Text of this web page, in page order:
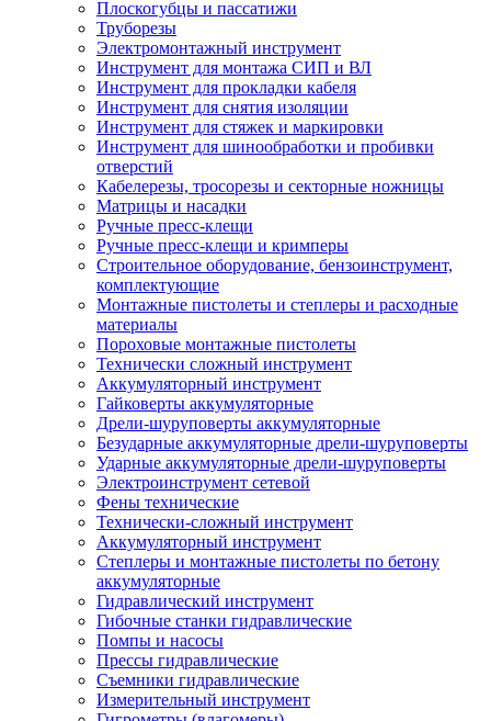
Плоскогубцы и пассатижи
Труборезы
Электромонтажный инструмент
Инструмент для монтажа СИП и ВЛ
Инструмент для прокладки кабеля
Инструмент для снятия изоляции
Инструмент для стяжек и маркировки
Инструмент для шинообработки и пробивки
отверстий
Кабелерезы, тросорезы и секторные ножницы
Матрицы и насадки
Ручные пресс-клещи
Ручные пресс-клещи и кримперы
Строительное оборудование, бензоинструмент,
комплектующие
Монтажные пистолеты и степлеры и расходные
материалы
Пороховые монтажные пистолеты
Технически сложный инструмент
Аккумуляторный инструмент
Гайковерты аккумуляторные
Дрели-шуруповерты аккумуляторные
Безударные аккумуляторные дрели-шуруповерты
Ударные аккумуляторные дрели-шуруповерты
Электроинструмент сетевой
Фены технические
Технически-сложный инструмент
Аккумуляторный инструмент
Степлеры и монтажные пистолеты по бетону
аккумуляторные
Гидравлический инструмент
Гибочные станки гидравлические
Помпы и насосы
Прессы гидравлические
Съемники гидравлические
Измерительный инструмент